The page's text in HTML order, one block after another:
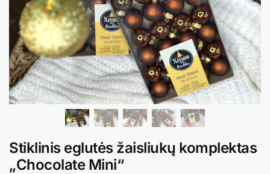
Stiklinis eglutės žaisliukų komplektas
„Chocolate Mini“